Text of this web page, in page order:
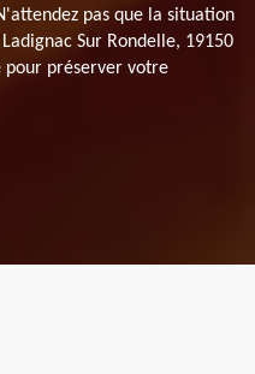
pas que la situation
Sur Rondelle, 19150
pour préserver votre